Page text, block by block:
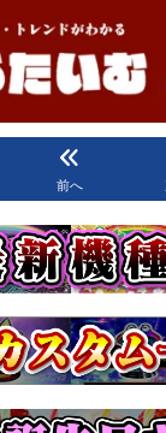
前へ